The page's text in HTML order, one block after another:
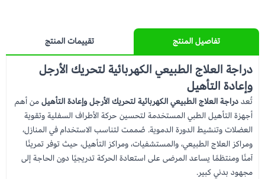
تفاصيل المنتج تقييمات المنتج
دراجة العلاج الطبيعي الكهربائية لتحريك الأرجل
وإعادة التأهيل
تُعددراجة العلاج الطبيعي الكهربائية لتحريك الأرجل وإعادة التأهيلمن أهم
أجهزة التأهيل الطبي المستخدمة لتحسين حركة الأطراف السفلية وتقوية
العضلات وتنشيط الدورة الدموية. صُممت لتناسب الاستخدام في المنازل،
ومراكز العلاج الطبيعي، والمستشفيات، ومراكز التأهيل، حيث توفر تمرينًا
آمنًا ومنتظمًا يساعد المرضى على استعادة الحركة تدريجيًا دون الحاجة إلى
مجهود بدني كبير.